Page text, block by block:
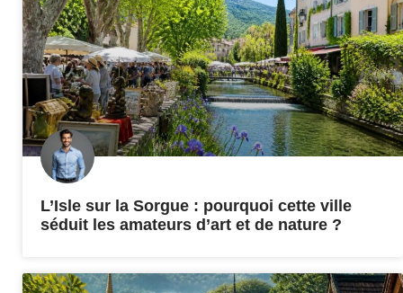
L’Isle sur la Sorgue : pourquoi cette ville
séduit les amateurs d’art et de nature ?